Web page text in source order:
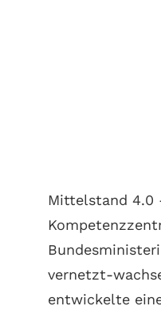
Mittelstand 4.0
vernetzt-
entwickelte